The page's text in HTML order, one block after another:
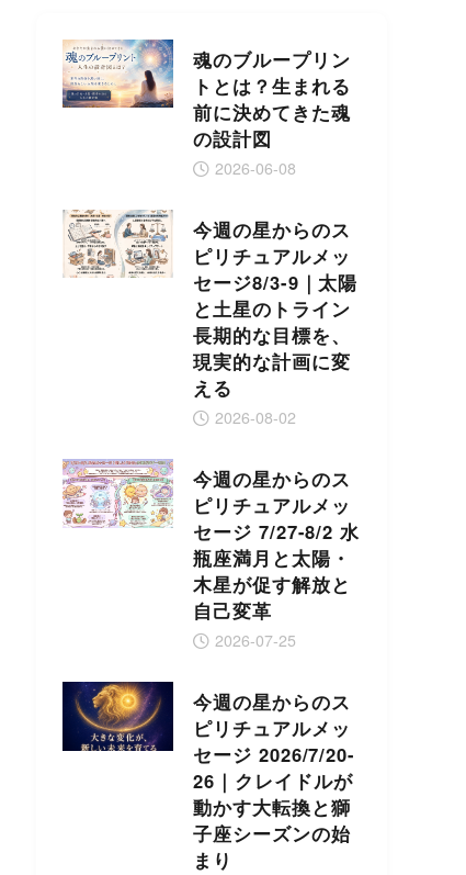
魂のブループリン
トとは？生まれる
前に決めてきた魂
の設計図
2026-06-08
今週の星からのス
ピリチュアルメッ
セージ8/3-9｜太陽
と土星のトライン
長期的な目標を、
現実的な計画に変
える
2026-08-02
今週の星からのス
ピリチュアルメッ
セージ 7/27-8/2 水
瓶座満月と太陽・
木星が促す解放と
自己変革
2026-07-25
今週の星からのス
ピリチュアルメッ
セージ 2026/7/20-
26｜クレイドルが
動かす大転換と獅
子座シーズンの始
まり